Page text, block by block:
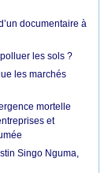
documentaire à
les sols ?
les marchés
mortelle
et
Singo Nguma,